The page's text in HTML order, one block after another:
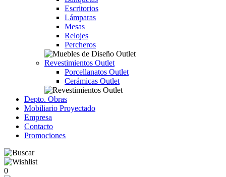
Escritorios
Lámparas
Mesas
Relojes
Percheros
Revestimientos Outlet
Porcellanatos Outlet
Cerámicas Outlet
Depto. Obras
Mobiliario Proyectado
Empresa
Contacto
Promociones
0